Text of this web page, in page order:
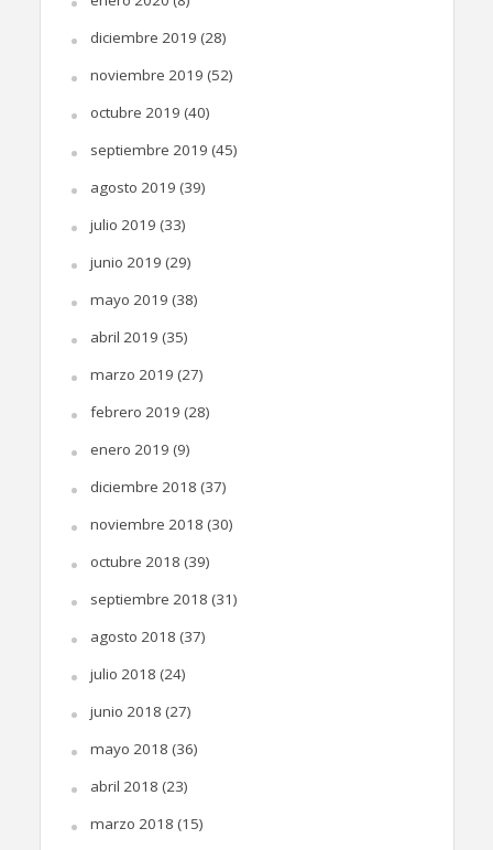
diciembre 2019 (28)
noviembre 2019 (52)
octubre 2019 (40)
septiembre 2019 (45)
agosto 2019 (39)
julio 2019 (33)
junio 2019 (29)
mayo 2019 (38)
abril 2019 (35)
marzo 2019 (27)
febrero 2019 (28)
enero 2019 (9)
diciembre 2018 (37)
noviembre 2018 (30)
octubre 2018 (39)
septiembre 2018 (31)
agosto 2018 (37)
julio 2018 (24)
junio 2018 (27)
mayo 2018 (36)
abril 2018 (23)
marzo 2018 (15)